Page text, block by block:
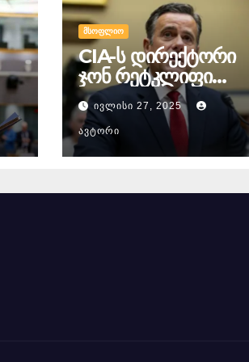
ᲛᲡᲝᲤᲚᲘᲝ
CIA-ს დირექტორი
ჯონ რეტკლიფი
ჰილარი
კლინტონის
წინააღმდეგ
სისხლისსამართლე
საუბრობს
ᲘᲕᲚᲘᲡᲘ 27, 2025
ᲐᲕᲢᲝᲠᲘ